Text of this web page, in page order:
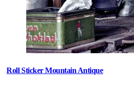
Roll Sticker Mountain Antique